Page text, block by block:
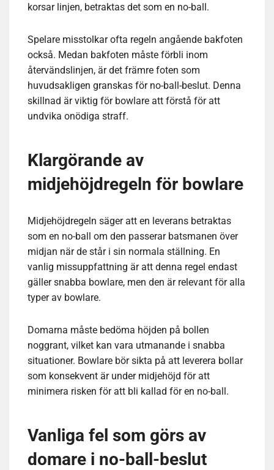
korsar linjen, betraktas det som en no-ball.
Spelare misstolkar ofta regeln angående bakfoten
också. Medan bakfoten måste förbli inom
återvändslinjen, är det främre foten som
huvudsakligen granskas för no-ball-beslut. Denna
skillnad är viktig för bowlare att förstå för att
undvika onödiga straff.
Klargörande av
midjehöjdregeln för bowlare
Midjehöjdregeln säger att en leverans betraktas
som en no-ball om den passerar batsmanen över
midjan när de står i sin normala ställning. En
vanlig missuppfattning är att denna regel endast
gäller snabba bowlare, men den är relevant för alla
typer av bowlare.
Domarna måste bedöma höjden på bollen
noggrant, vilket kan vara utmanande i snabba
situationer. Bowlare bör sikta på att leverera bollar
som konsekvent är under midjehöjd för att
minimera risken för att bli kallad för en no-ball.
Vanliga fel som görs av
domare i no-ball-beslut